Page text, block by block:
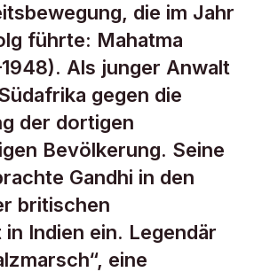
die im Jahr
führte: Mahatma
Als junger Anwalt
gegen die
der dortigen
Bevölkerung. Seine
Gandhi in den
britischen
Indien ein. Legendär
eine